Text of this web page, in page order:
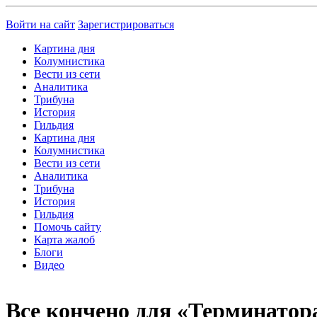
Войти на сайт Зарегистрироваться
Картина дня
Колумнистика
Вести из сети
Аналитика
Трибуна
История
Гильдия
Картина дня
Колумнистика
Вести из сети
Аналитика
Трибуна
История
Гильдия
Помочь сайту
Карта жалоб
Блоги
Видео
Все кончено для